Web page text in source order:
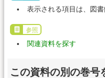
表示される項目は、図
参照
関連資料を探す
この資料の別の巻号